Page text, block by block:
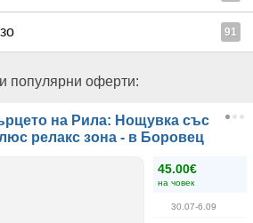
91
популярни оферти:
на Рила: Нощувка със
релакс зона - в Боровец
45.00€
на човек
30.07-6.09